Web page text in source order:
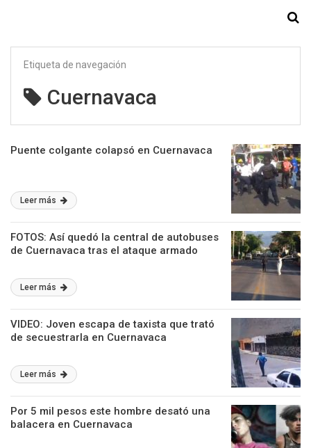
Etiqueta de navegación
Cuernavaca
Puente colgante colapsó en Cuernavaca
Leer más
FOTOS: Así quedó la central de autobuses
de Cuernavaca tras el ataque armado
Leer más
VIDEO: Joven escapa de taxista que trató
de secuestrarla en Cuernavaca
Leer más
Por 5 mil pesos este hombre desató una
balacera en Cuernavaca